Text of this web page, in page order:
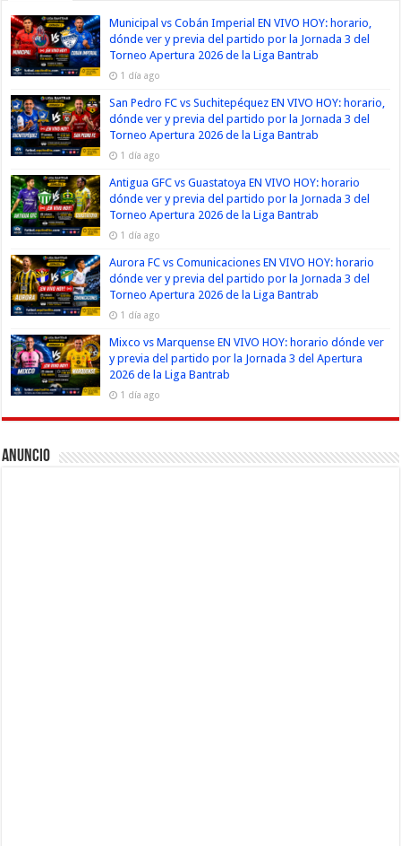
Municipal vs Cobán Imperial EN VIVO HOY: horario,
dónde ver y previa del partido por la Jornada 3 del
Torneo Apertura 2026 de la Liga Bantrab
1 día ago
San Pedro FC vs Suchitepéquez EN VIVO HOY: horario,
dónde ver y previa del partido por la Jornada 3 del
Torneo Apertura 2026 de la Liga Bantrab
1 día ago
Antigua GFC vs Guastatoya EN VIVO HOY: horario
dónde ver y previa del partido por la Jornada 3 del
Torneo Apertura 2026 de la Liga Bantrab
1 día ago
Aurora FC vs Comunicaciones EN VIVO HOY: horario
dónde ver y previa del partido por la Jornada 3 del
Torneo Apertura 2026 de la Liga Bantrab
1 día ago
Mixco vs Marquense EN VIVO HOY: horario dónde ver
y previa del partido por la Jornada 3 del Apertura
2026 de la Liga Bantrab
1 día ago
Anuncio